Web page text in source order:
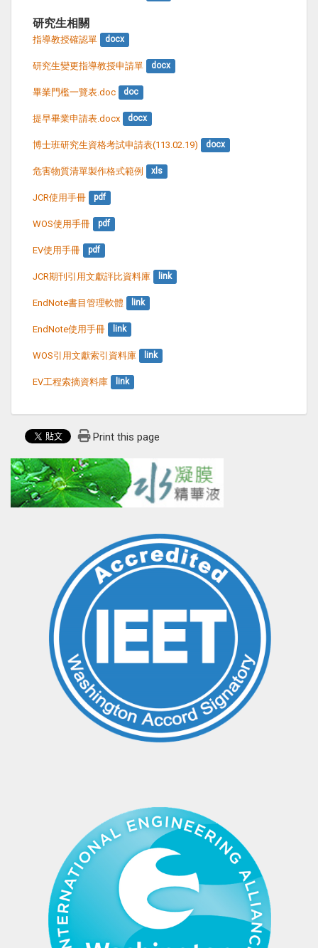
研究生相關
指導教授確認單 docx
研究生變更指導教授申請單 docx
畢業門檻一覽表.doc doc
提早畢業申請表.docx docx
博士班研究生資格考試申請表(113.02.19) docx
危害物質清單製作格式範例 xls
JCR使用手冊 pdf
WOS使用手冊 pdf
EV使用手冊 pdf
JCR期刊引用文獻評比資料庫 link
EndNote書目管理軟體 link
EndNote使用手冊 link
WOS引用文獻索引資料庫 link
EV工程索摘資料庫 link
Print this page